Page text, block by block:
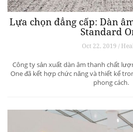
Lựa chọn đẳng cấp: Dàn
Standard
Oct 22, 2019 /
Công ty sản xuất dàn âm thanh chất
One đã kết hợp chức năng và thiết kế
phong cách.